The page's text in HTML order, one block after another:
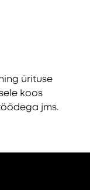
ürituse
koos
jms.